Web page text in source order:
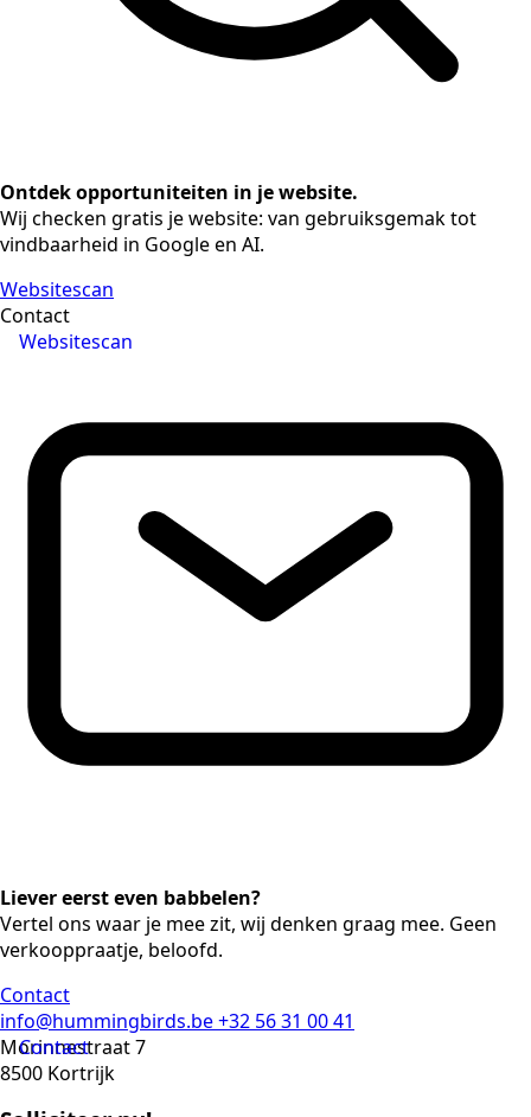
Ontdek opportuniteiten in je website.
Wij checken gratis je website: van gebruiksgemak tot
vindbaarheid in Google en AI.
Websitescan
Websitescan
Contact
Liever eerst even babbelen?
Vertel ons waar je mee zit, wij denken graag mee. Geen
verkooppraatje, beloofd.
Contact
Contact
info@hummingbirds.be+32 56 31 00 41
Morinnestraat 7
8500 Kortrijk